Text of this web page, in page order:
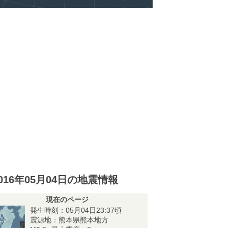
年05月04日の地震情報
現在のページ
発生時刻：05月04日23:37頃
震源地：熊本県熊本地方